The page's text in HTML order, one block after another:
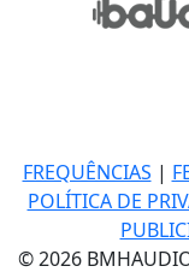
FREQUÊNCIAS |
POLÍTICA DE
© 2026